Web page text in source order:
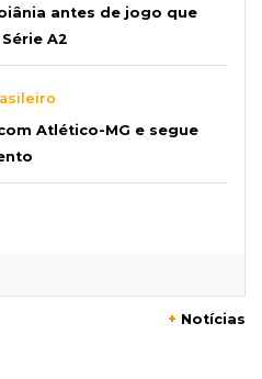
antes de jogo que
A2
Atlético-MG e segue
trânsito após
+ Notícias